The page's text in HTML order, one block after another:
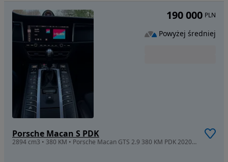
Porsche Macan S PDK
2894 cm3 • 380 KM • Porsche Macan GTS 2.9 380 KM PDK 2020 Czarny Piękny!!!
190 000 PLN
Powyżej średniej